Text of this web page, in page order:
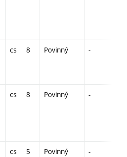
cs 8 Povinný -
cs 8 Povinný -
cs 5 Povinný -